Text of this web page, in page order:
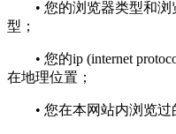
• 您的浏览器类型和浏
型；
• 您的ip (internet
在地理位置；
• 您在本网站内浏览过